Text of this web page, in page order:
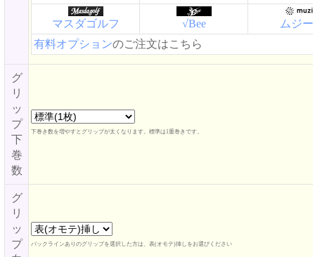
マスダゴルフ √Bee
ムジ
有料オプションのご注文はこちら
グ
リ
ッ
プ
下
巻
数
下巻き数を増やすとグリップが太くなります。標準は1重巻きです。
グ
リ
ッ
プ
バックラインありのグリップを選択した方は、表(オモテ)挿しをお選びください